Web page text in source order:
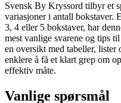
Svensk By Kryssord tilbyr et
variasjoner i antall bokstaver.
3, 4 eller 5 bokstaver, har
mest vanlige svarene og tips
en oversikt med tabeller, lister
enklere å få et klart grep om
effektiv måte.
Vanlige spørsmål